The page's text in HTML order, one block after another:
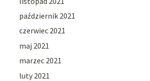
październik 2021
czerwiec 2021
maj 2021
marzec 2021
luty 2021